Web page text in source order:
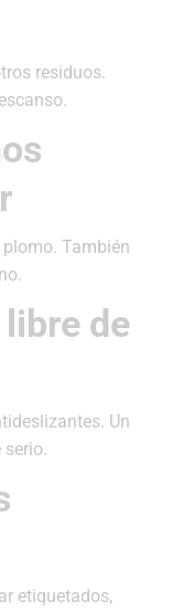
residuos.
También
de
Un
etiquetados,